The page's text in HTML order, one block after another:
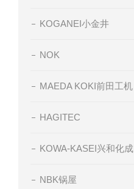
KOGANEI小金井
NOK
MAEDA KOKI前田工机
HAGITEC
KOWA-KASEI兴和化成
NBK锅屋